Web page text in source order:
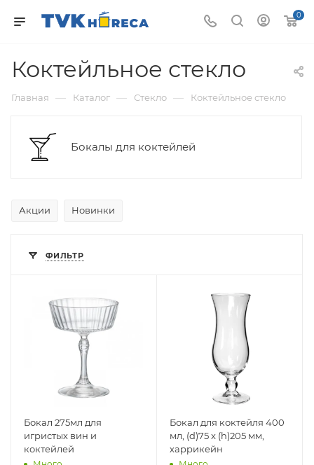
0
Коктейльное стекло
Главная — Каталог — Стекло — Коктейльное стекло
Бокалы для коктейлей
Акции Новинки
ФИЛЬТР
Бокал 275мл для
игристых вин и
коктейлей
Бокал для коктейля 400
мл, (d)75 x (h)205 мм,
харрикейн